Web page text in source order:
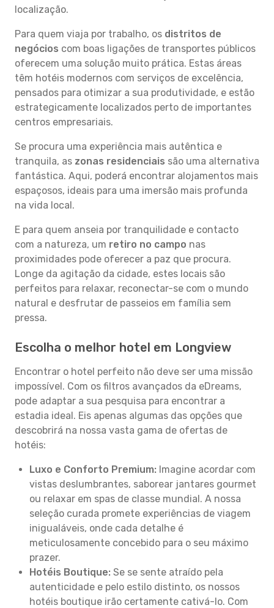
localização.
Para quem viaja por trabalho, os distritos de
negócios com boas ligações de transportes públicos
oferecem uma solução muito prática. Estas áreas
têm hotéis modernos com serviços de excelência,
pensados para otimizar a sua produtividade, e estão
estrategicamente localizados perto de importantes
centros empresariais.
Se procura uma experiência mais autêntica e
tranquila, as zonas residenciais são uma alternativa
fantástica. Aqui, poderá encontrar alojamentos mais
espaçosos, ideais para uma imersão mais profunda
na vida local.
E para quem anseia por tranquilidade e contacto
com a natureza, um retiro no campo nas
proximidades pode oferecer a paz que procura.
Longe da agitação da cidade, estes locais são
perfeitos para relaxar, reconectar-se com o mundo
natural e desfrutar de passeios em família sem
pressa.
Escolha o melhor hotel em Longview
Encontrar o hotel perfeito não deve ser uma missão
impossível. Com os filtros avançados da eDreams,
pode adaptar a sua pesquisa para encontrar a
estadia ideal. Eis apenas algumas das opções que
descobrirá na nossa vasta gama de ofertas de
hotéis:
Luxo e Conforto Premium: Imagine acordar com
vistas deslumbrantes, saborear jantares gourmet
ou relaxar em spas de classe mundial. A nossa
seleção curada promete experiências de viagem
inigualáveis, onde cada detalhe é
meticulosamente concebido para o seu máximo
prazer.
Hotéis Boutique: Se se sente atraído pela
autenticidade e pelo estilo distinto, os nossos
hotéis boutique irão certamente cativá-lo. Com